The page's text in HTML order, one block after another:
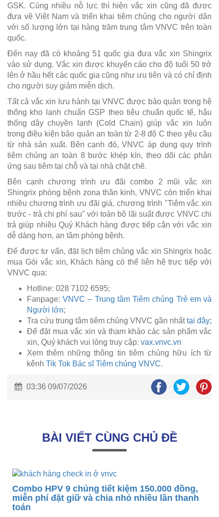
GSK. Cùng nhiều nỗ lực thì hiện vắc xin cũng đã được
đưa về Việt Nam và triển khai tiêm chủng cho người dân
với số lượng lớn tại hàng trăm trung tâm VNVC trên toàn
quốc.
Đến nay đã có khoảng 51 quốc gia đưa vắc xin Shingrix
vào sử dụng. Vắc xin được khuyến cáo cho độ tuổi 50 trở
lên ở hầu hết các quốc gia cũng như ưu tiên và có chỉ định
cho người suy giảm miễn dịch.
Tất cả vắc xin lưu hành tại VNVC được bảo quản trong hệ
thống kho lạnh chuẩn GSP theo tiêu chuẩn quốc tế, hậu
thống dây chuyền lạnh (Cold Chain) giúp vắc xin luôn
trong điều kiện bảo quản an toàn từ 2-8 độ C theo yêu cầu
từ nhà sản xuất. Bên cạnh đó, VNVC áp dụng quy trình
tiêm chủng an toàn 8 bước khép kín, theo dõi các phản
ứng sau tiêm tại chỗ và tại nhà chặt chẽ.
Bên cạnh chương trình ưu đãi combo 2 mũi vắc xin
Shingrix phòng bệnh zona thần kinh, VNVC còn triển khai
nhiều chương trình ưu đãi giá, chương trình "Tiêm vắc xin
trước - trả chi phí sau" với toàn bộ lãi suất được VNVC chi
trả giúp nhiều Quý Khách hàng được tiếp cận với vắc xin
dễ dàng hơn, an tâm phòng bệnh.
Để được tư vấn, đặt lịch tiêm chủng vắc xin Shingrix hoặc
mua Gói vắc xin, Khách hàng có thể liên hệ trực tiếp với
VNVC qua:
Hotline: 028 7102 6595;
Fanpage:VNVC – Trung tâm Tiêm chủng Trẻ em và
Người lớn;
Tra cứu trung tâm tiêm chủng VNVC gần nhấttại đây;
Để đặt mua vắc xin và tham khảo các sản phẩm vắc
xin, Quý khách vui lòng truy cập: vax.vnvc.vn
Xem thêm những thông tin tiêm chủng hữu ích từ
kênh Tik Tok Bác sĩ Tiêm chủng VNVC.
03:36 09/07/2026
BÀI VIẾT CÙNG CHỦ ĐỀ
Combo HPV 9 chủng tiết kiệm 150.000 đồng,
miễn phí đặt giữ và chia nhỏ nhiều lần thanh
toán